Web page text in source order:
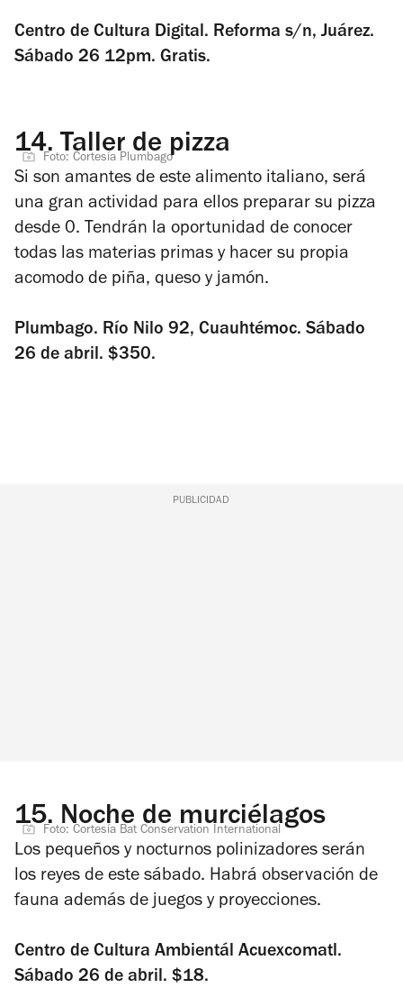
Centro de Cultura Digital. Reforma s/n, Juárez.
Sábado 26 12pm. Gratis.
14.Taller de pizza
Foto: Cortesía Plumbago
Si son amantes de este alimento italiano, será
una gran actividad para ellos preparar su pizza
desde 0. Tendrán la oportunidad de conocer
todas las materias primas y hacer su propia
acomodo de piña, queso y jamón.
Plumbago. Río Nilo 92, Cuauhtémoc. Sábado
26 de abril. $350.
PUBLICIDAD
15.Noche de murciélagos
Foto: Cortesía Bat Conservation International
Los pequeños y nocturnos polinizadores serán
los reyes de este sábado. Habrá observación de
fauna además de juegos y proyecciones.
Centro de Cultura Ambientál Acuexcomatl.
Sábado 26 de abril. $18.